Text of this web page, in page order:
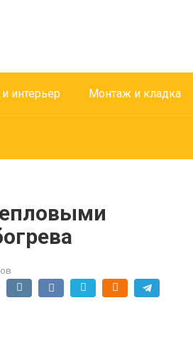
интерьер Монтаж и кладка